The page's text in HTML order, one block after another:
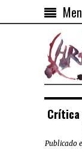
Crítica
Publicado